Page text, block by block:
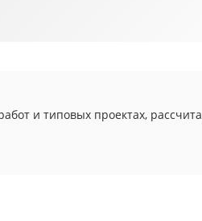
и типовых проектах,